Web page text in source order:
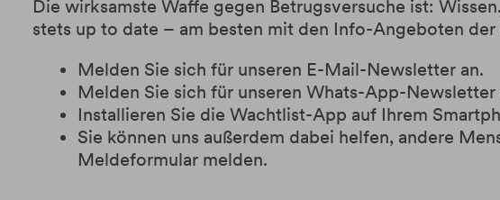
Die wirksamste Waffe gegen Betrugsversuche ist:
stets up to date – am besten mit den Info-Angeboten
Melden Sie sich für unseren E-Mail-Newsletter an.
Melden Sie sich für unseren Whats-App-Newsletter
Installieren Sie die Wachtlist-App auf Ihrem
Sie können uns außerdem dabei helfen, andere
Meldeformular melden.